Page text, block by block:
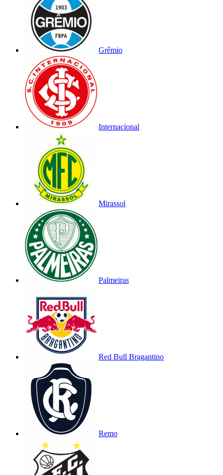
Grêmio
Internacional
Mirassol
Palmeiras
Red Bull Bragantino
Remo